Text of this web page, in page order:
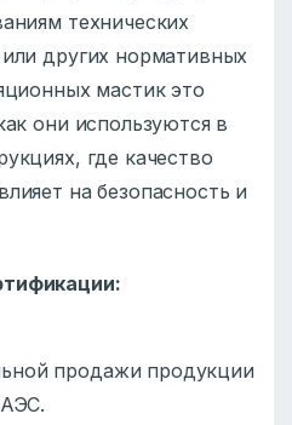
технических
других нормативных
мастик это
они используются в
где качество
на безопасность и
продажи продукции